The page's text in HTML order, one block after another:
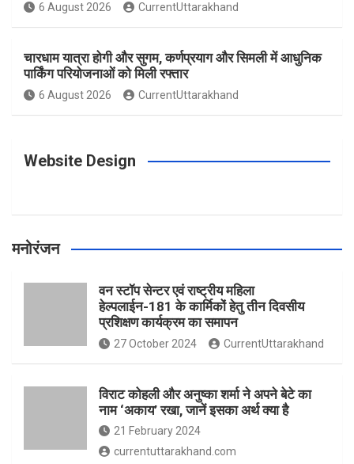
o
o
k
g
r
a
r
e
s
e
r e
6 August 2026 CurrentUttarakhand
चारधाम यात्रा होगी और सुगम, कर्णप्रयाग और सिमली में आधुनिक
पार्किंग परियोजनाओं को मिली रफ्तार
6 August 2026 CurrentUttarakhand
Website Design
मनोरंजन
वन स्टॉप सेन्टर एवं राष्ट्रीय महिला
हेल्पलाईन-181 के कार्मिकों हेतु तीन दिवसीय
प्रशिक्षण कार्यक्रम का समापन
27 October 2024 CurrentUttarakhand
विराट कोहली और अनुष्का शर्मा ने अपने बेटे का
नाम ‘अकाय’ रखा, जानें इसका अर्थ क्‍या है
21 February 2024
currentuttarakhand.com